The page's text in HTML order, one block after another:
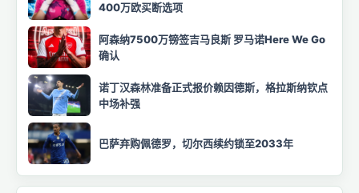
400万欧买断选项
阿森纳7500万镑签吉马良斯 罗马诺Here We Go
确认
诺丁汉森林准备正式报价赖因德斯，格拉斯纳钦点
中场补强
巴萨弃购佩德罗，切尔西续约锁至2033年